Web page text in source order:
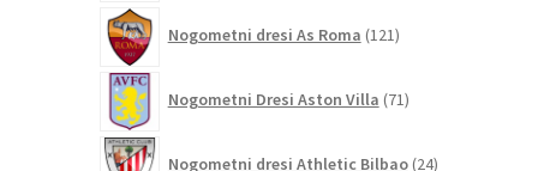
Nogometni dresi As Roma 121izdelkov
Nogometni Dresi Aston Villa 71izdelkov
Nogometni dresi Athletic Bilbao 24